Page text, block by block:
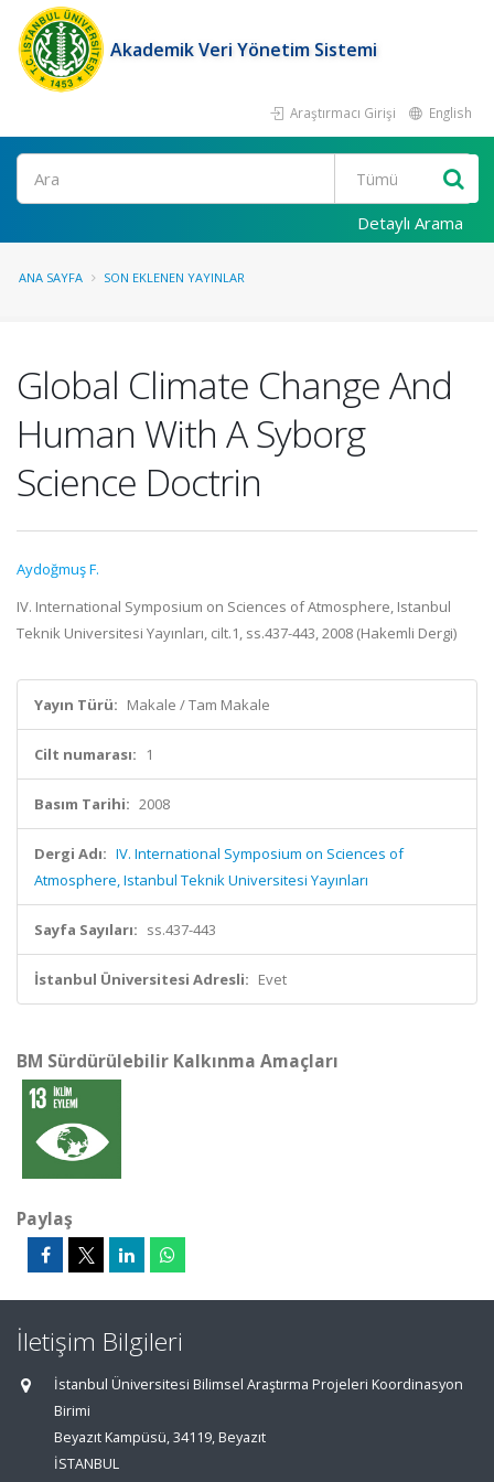
Akademik Veri Yönetim Sistemi
Araştırmacı Girişi English
Ara
Detaylı Arama
ANA SAYFA SON EKLENEN YAYINLAR
Global Climate Change And
Human With A Syborg
Science Doctrin
Aydoğmuş F.
IV. International Symposium on Sciences of Atmosphere, Istanbul
Teknik Universitesi Yayınları, cilt.1, ss.437-443, 2008 (Hakemli Dergi)
Yayın Türü: Makale / Tam Makale
Cilt numarası: 1
Basım Tarihi: 2008
Dergi Adı: IV. International Symposium on Sciences of
Atmosphere, Istanbul Teknik Universitesi Yayınları
Sayfa Sayıları: ss.437-443
İstanbul Üniversitesi Adresli: Evet
BM Sürdürülebilir Kalkınma Amaçları
Paylaş
İletişim Bilgileri
İstanbul Üniversitesi Bilimsel Araştırma Projeleri Koordinasyon
Birimi
Beyazıt Kampüsü, 34119, Beyazıt
İSTANBUL